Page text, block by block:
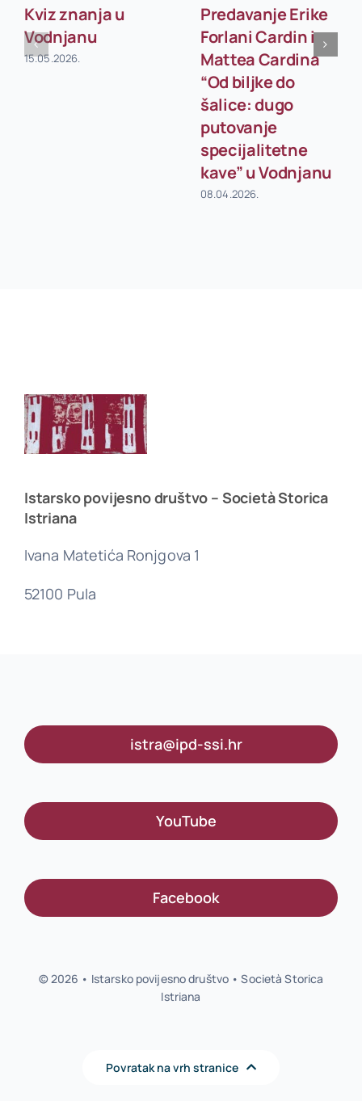
Kviz znanja u
Vodnjanu
15.05.2026.
Predavanje Erike
Forlani Cardin i
Mattea Cardina
“Od biljke do
šalice: dugo
putovanje
specijalitetne
kave” u Vodnjanu
08.04.2026.
Istarsko povijesno društvo – Società Storica
Istriana
Ivana Matetića Ronjgova 1
52100 Pula
istra@ipd-ssi.hr
YouTube
Facebook
© 2026 • Istarsko povijesno društvo • Società Storica
Istriana
Povratak na vrh stranice